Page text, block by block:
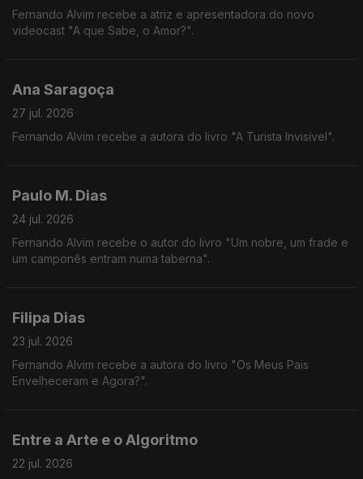
Fernando Alvim recebe a atriz e apresentadora do novo
videocast "A que Sabe, o Amor?".
Ana Saragoça
27 jul. 2026
Fernando Alvim recebe a autora do livro "A Turista Invisível".
Paulo M. Dias
24 jul. 2026
Fernando Alvim recebe o autor do livro "Um nobre, um frade e
um camponês entram numa taberna".
Filipa Dias
23 jul. 2026
Fernando Alvim recebe a autora do livro "Os Meus Pais
Envelheceram e Agora?".
Entre a Arte e o Algoritmo
22 jul. 2026